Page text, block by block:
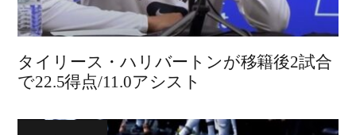
タイリース・ハリバートンが移籍後2試合
で22.5得点/11.0アシスト